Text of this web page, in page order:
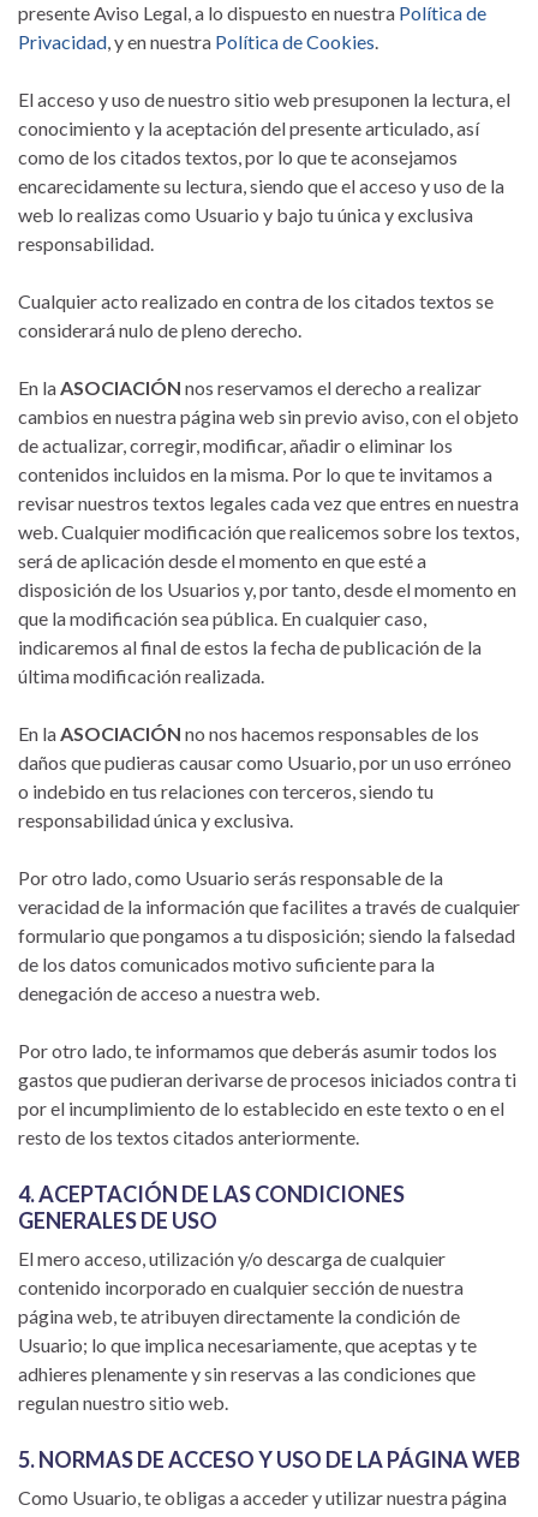
presente Aviso Legal, a lo dispuesto en nuestra Política de
Privacidad, y en nuestra Política de Cookies.
El acceso y uso de nuestro sitio web presuponen la lectura, el
conocimiento y la aceptación del presente articulado, así
como de los citados textos, por lo que te aconsejamos
encarecidamente su lectura, siendo que el acceso y uso de la
web lo realizas como Usuario y bajo tu única y exclusiva
responsabilidad.
Cualquier acto realizado en contra de los citados textos se
considerará nulo de pleno derecho.
En laASOCIACIÓN nos reservamos el derecho a realizar
cambios en nuestra página web sin previo aviso, con el objeto
de actualizar, corregir, modificar, añadir o eliminar los
contenidos incluidos en la misma. Por lo que te invitamos a
revisar nuestros textos legales cada vez que entres en nuestra
web. Cualquier modificación que realicemos sobre los textos,
será de aplicación desde el momento en que esté a
disposición de los Usuarios y, por tanto, desde el momento en
que la modificación sea pública. En cualquier caso,
indicaremos al final de estos la fecha de publicación de la
última modificación realizada.
En laASOCIACIÓN no nos hacemos responsables de los
daños que pudieras causar como Usuario, por un uso erróneo
o indebido en tus relaciones con terceros, siendo tu
responsabilidad única y exclusiva.
Por otro lado, como Usuario serás responsable de la
veracidad de la información que facilites a través de cualquier
formulario que pongamos a tu disposición; siendo la falsedad
de los datos comunicados motivo suficiente para la
denegación de acceso a nuestra web.
Por otro lado, te informamos que deberás asumir todos los
gastos que pudieran derivarse de procesos iniciados contra ti
por el incumplimiento de lo establecido en este texto o en el
resto de los textos citados anteriormente.
4. ACEPTACIÓN DE LAS CONDICIONES
GENERALES DE USO
El mero acceso, utilización y/o descarga de cualquier
contenido incorporado en cualquier sección de nuestra
página web, te atribuyen directamente la condición de
Usuario; lo que implica necesariamente, que aceptas y te
adhieres plenamente y sin reservas a las condiciones que
regulan nuestro sitio web.
5. NORMAS DE ACCESO Y USO DE LA PÁGINA WEB
Como Usuario, te obligas a acceder y utilizar nuestra página